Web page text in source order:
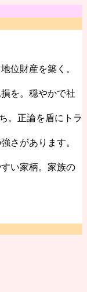
位財産を築く。
を。穏やかで社
。正論を盾にトラ
さがあります。
い家柄。家族の